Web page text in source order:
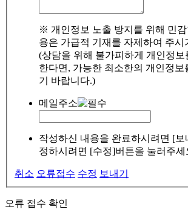
※ 개인정보 노출 방지를 위해 민감
용은 가급적 기재를 자제하여 주시
(상담을 위해 불가피하게 개인정
한다면, 가능한 최소한의 개인정보
기 바랍니다.)
메일주소
작성하신 내용을 완료하시려면 [보
정하시려면 [수정]버튼을 눌러주세
취소 오류접수 수정 보내기
오류 접수 확인